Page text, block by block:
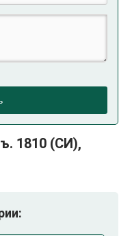
1810 (СИ),